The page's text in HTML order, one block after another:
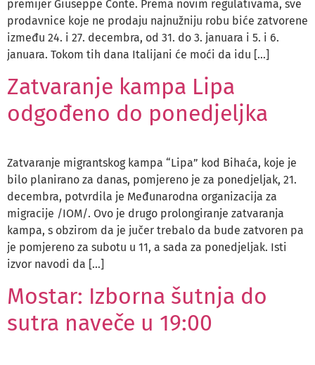
premijer Giuseppe Conte. Prema novim regulativama, sve
prodavnice koje ne prodaju najnužniju robu biće zatvorene
između 24. i 27. decembra, od 31. do 3. januara i 5. i 6.
januara. Tokom tih dana Italijani će moći da idu […]
Zatvaranje kampa Lipa
odgođeno do ponedjeljka
Zatvaranje migrantskog kampa “Lipa” kod Bihaća, koje je
bilo planirano za danas, pomjereno je za ponedjeljak, 21.
decembra, potvrdila je Međunarodna organizacija za
migracije /IOM/. Ovo je drugo prolongiranje zatvaranja
kampa, s obzirom da je jučer trebalo da bude zatvoren pa
je pomjereno za subotu u 11, a sada za ponedjeljak. Isti
izvor navodi da […]
Mostar: Izborna šutnja do
sutra naveče u 19:00